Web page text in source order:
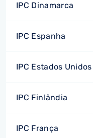
IPC Dinamarca
IPC Espanha
IPC Estados Unidos
IPC Finlândia
IPC França